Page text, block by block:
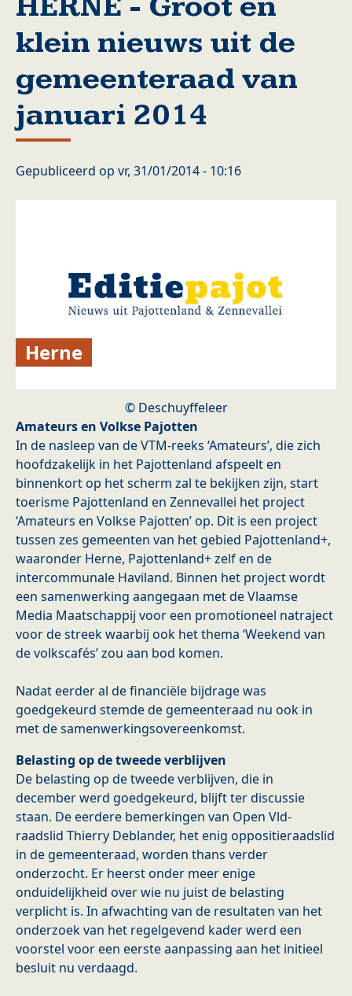
klein nieuws uit de
gemeenteraad van
januari 2014
Gepubliceerd op vr, 31/01/2014 - 10:16
Herne
© Deschuyffeleer
Amateurs en Volkse Pajotten
In de nasleep van de VTM-reeks ‘Amateurs’, die zich
hoofdzakelijk in het Pajottenland afspeelt en
binnenkort op het scherm zal te bekijken zijn, start
toerisme Pajottenland en Zennevallei het project
‘Amateurs en Volkse Pajotten’ op. Dit is een project
tussen zes gemeenten van het gebied Pajottenland+,
waaronder Herne, Pajottenland+ zelf en de
intercommunale Haviland. Binnen het project wordt
een samenwerking aangegaan met de Vlaamse
Media Maatschappij voor een promotioneel natraject
voor de streek waarbij ook het thema ‘Weekend van
de volkscafés’ zou aan bod komen.
Nadat eerder al de financiële bijdrage was
goedgekeurd stemde de gemeenteraad nu ook in
met de samenwerkingsovereenkomst.
Belasting op de tweede verblijven
De belasting op de tweede verblijven, die in
december werd goedgekeurd, blijft ter discussie
staan. De eerdere bemerkingen van Open Vld-
raadslid Thierry Deblander, het enig oppositieraadslid
in de gemeenteraad, worden thans verder
onderzocht. Er heerst onder meer enige
onduidelijkheid over wie nu juist de belasting
verplicht is. In afwachting van de resultaten van het
onderzoek van het regelgevend kader werd een
voorstel voor een eerste aanpassing aan het initieel
besluit nu verdaagd.